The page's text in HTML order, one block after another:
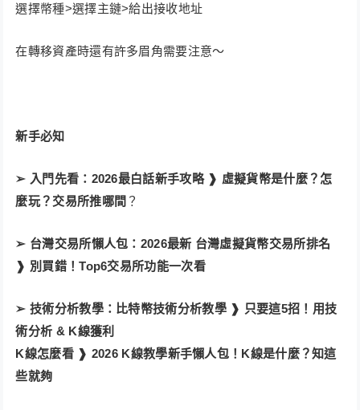
選擇幣種>選擇主鏈>給出接收地址
在轉移資產時還有許多眉角需要注意～
新手必知
➢ 入門先看： 2026最白話新手攻略 ❱ 虛擬貨幣是什麼？怎
麼玩？交易所推哪間 ？
➢ 台灣交易所懶人包： 2026最新 台灣虛擬貨幣交易所排名
❱ 別買錯！Top6交易所功能一次看
➢ 技術分析教學： 比特幣技術分析教學 ❱ 只要這5招！用技
術分析 & K線獲利
K線怎麼看 ❱ 2026 K線教學新手懶人包！K線是什麼？知這
些就夠